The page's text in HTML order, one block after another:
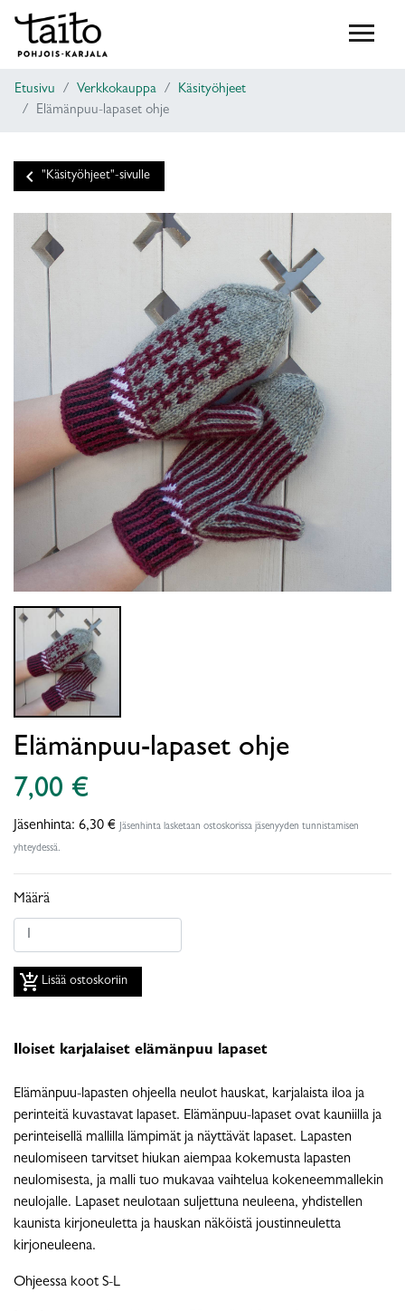
Etusivu Verkkokauppa
Käsityöhjeet
Elämänpuu-lapaset ohje
keyboard_arrow_left "Käsityöhjeet"-sivulle
Elämänpuu-lapaset ohje
7,00 €
Jäsenhinta: 6,30 € Jäsenhinta lasketaan ostoskorissa jäsenyyden tunnistamisen
yhteydessä.
Määrä
add_shopping_cart Lisää ostoskoriin
Iloiset karjalaiset elämänpuu lapaset
Elämänpuu-lapasten ohjeella neulot hauskat, karjalaista iloa ja
perinteitä kuvastavat lapaset. Elämänpuu-lapaset ovat kauniilla ja
perinteisellä mallilla lämpimät ja näyttävät lapaset. Lapasten
neulomiseen tarvitset hiukan aiempaa kokemusta lapasten
neulomisesta, ja malli tuo mukavaa vaihtelua kokeneemmallekin
neulojalle. Lapaset neulotaan suljettuna neuleena, yhdistellen
kaunista kirjoneuletta ja hauskan näköistä joustinneuletta
kirjoneuleena.
Ohjeessa koot S-L